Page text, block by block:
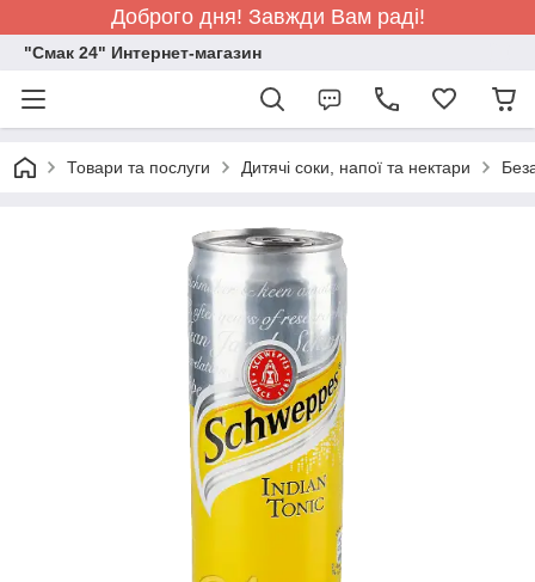
Доброго дня! Завжди Вам раді!
"Смак 24" Интернет-магазин
Товари та послуги Дитячі соки, напої та нектари